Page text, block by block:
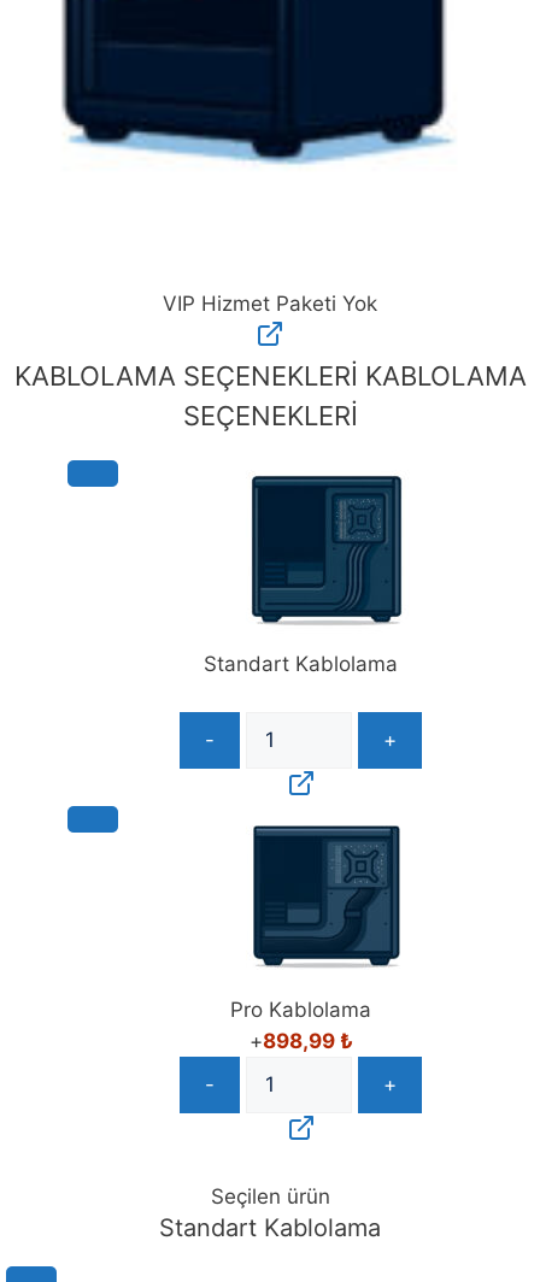
VIP Hizmet Paketi Yok
Hizmet
Paketi
KABLOLAMA SEÇENEKLERİ KABLOLAMA
SEÇENEKLERİ
Standart Kablolama
- +
Pro Kablolama
+898,99 ₺
-
+
Seçilen ürün
Standart Kablolama